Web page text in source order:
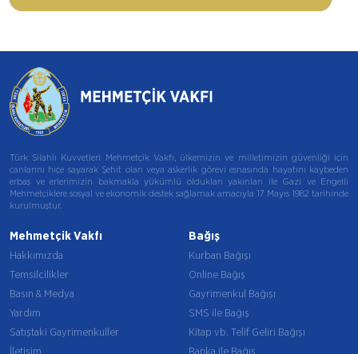
Türk Silahlı Kuvvetleri Mehmetçik Vakfı, ülkemizin ve milletimizin güvenliği için
canlarını hiçe sayarak Şehit olan veya askerlik görevi esnasında hayatını kaybeden
erbaş ve erlerimizin bakmakla yükümlü oldukları yakınları ile Gazi ve Engelli
Mehmetçiklere sosyal ve ekonomik destek sağlamak amacıyla 17 Mayıs 1982 tarihinde
kurulmuştur.
Mehmetçik Vakfı
Hakkımızda
Temsilcilikler
Basın & Medya
Yardım
Satıştaki Gayrimenkuller
İletişim
Bağış
Kurban Bağışı
Online Bağış
Gayrimenkul Bağışı
SMS ile Bağış
Kitap vb. Telif Geliri Bağışı
Banka ile Bağış